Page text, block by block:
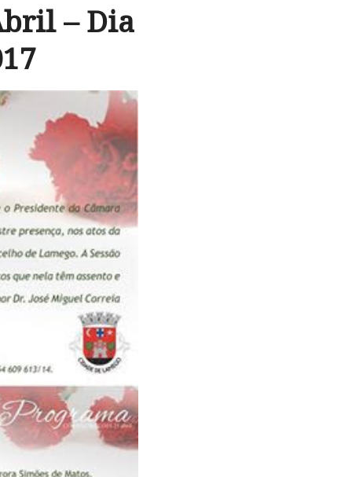
– Dia